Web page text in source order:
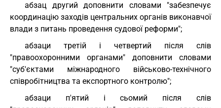
абзац другий доповнити словами "забезпечує
координацію заходів центральних органів виконавчої
влади з питань проведення судової реформи";
абзаци третій і четвертий після слів
"правоохоронними органами" доповнити словами
"суб'єктами міжнародного військово-технічного
співробітництва та експортного контролю";
абзаци п'ятий і сьомий після слів